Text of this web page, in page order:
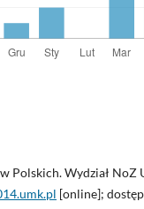
Polskich. Wydział NoZ
[online];